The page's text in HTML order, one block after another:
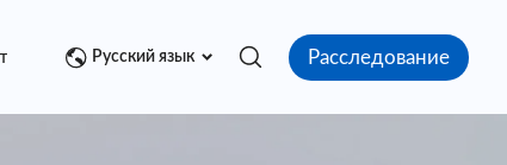
Медиа центр Контакт
Русский язык Расследование